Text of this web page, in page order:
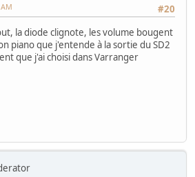
#20
la diode clignote, les volume bougent
piano que j'entende à la sortie du SD2
que j'ai choisi dans Varranger